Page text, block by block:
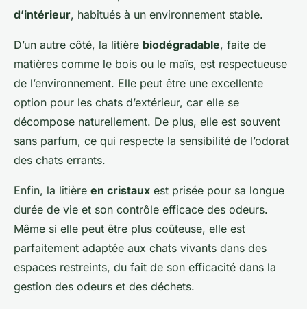
d’intérieur, habitués à un environnement stable.
D’un autre côté, la litière biodégradable, faite de
matières comme le bois ou le maïs, est respectueuse
de l’environnement. Elle peut être une excellente
option pour les chats d’extérieur, car elle se
décompose naturellement. De plus, elle est souvent
sans parfum, ce qui respecte la sensibilité de l’odorat
des chats errants.
Enfin, la litière en cristaux est prisée pour sa longue
durée de vie et son contrôle efficace des odeurs.
Même si elle peut être plus coûteuse, elle est
parfaitement adaptée aux chats vivants dans des
espaces restreints, du fait de son efficacité dans la
gestion des odeurs et des déchets.